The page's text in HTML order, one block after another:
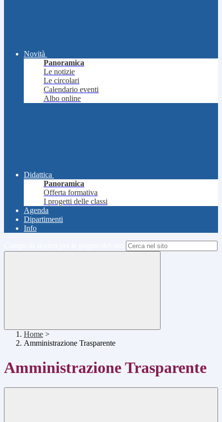
Novità
Panoramica
Le notizie
Le circolari
Calendario eventi
Albo online
Didattica
Panoramica
Offerta formativa
I progetti delle classi
Agenda
Dipartimenti
Info
Home >
Amministrazione Trasparente
Amministrazione Trasparente